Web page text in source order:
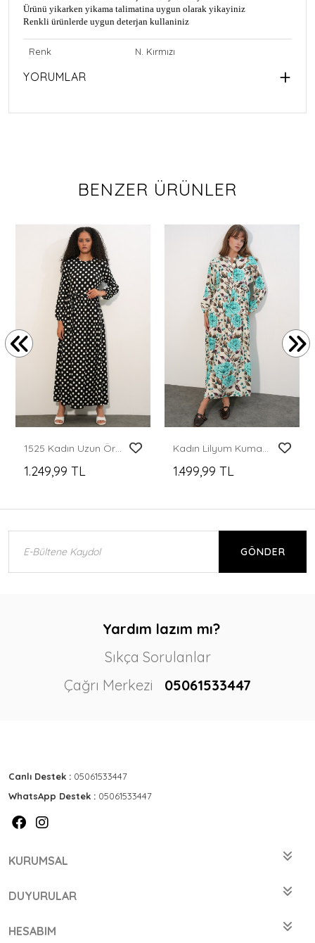
Ürünü yikarken yikama talimatina uygun olarak yikayiniz
Renkli ürünlerde uygun deterjan kullaniniz
Renk N. Kırmızı
YORUMLAR
BENZER ÜRÜNLER
1525 Kadın Uzun Örme Puantiyeli Elbise - P. Siyah
1.249,99 TL
Kadın Lilyum Kumaş Uzun Tesettür Elbise 2593 - Turkuaz
1.499,99 TL
GÖNDER
Yardım lazım mı?
Sıkça Sorulanlar
Çağrı Merkezi
05061533447
Canlı Destek : 05061533447
WhatsApp Destek : 05061533447
KURUMSAL
DUYURULAR
HESABIM